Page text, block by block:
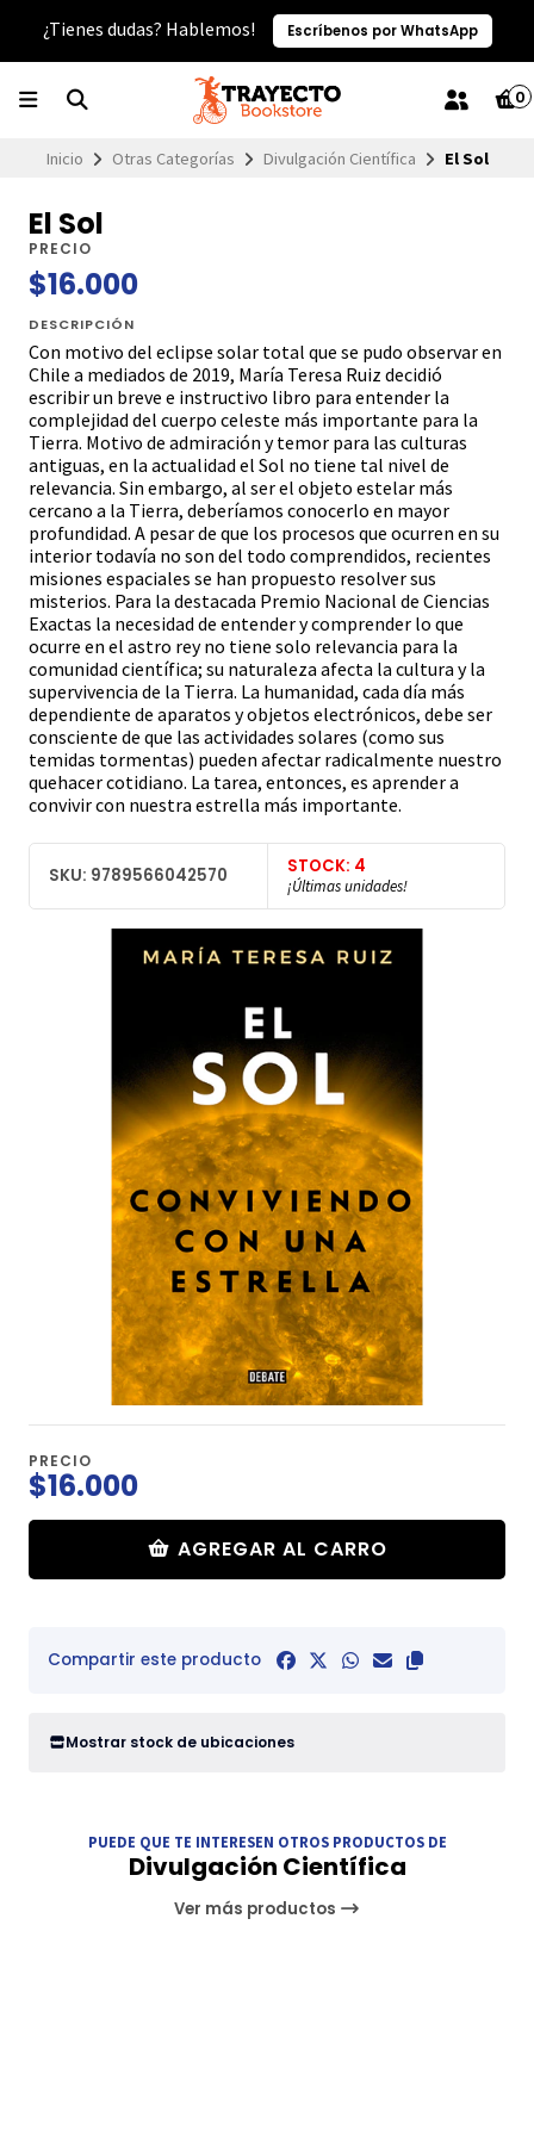
¿Tienes dudas? Hablemos! Escríbenos por WhatsApp
0
Inicio Otras Categorías Divulgación Científica El Sol
El Sol
PRECIO
$16.000
DESCRIPCIÓN
Con motivo del eclipse solar total que se pudo observar en
Chile a mediados de 2019, María Teresa Ruiz decidió
escribir un breve e instructivo libro para entender la
complejidad del cuerpo celeste más importante para la
Tierra. Motivo de admiración y temor para las culturas
antiguas, en la actualidad el Sol no tiene tal nivel de
relevancia. Sin embargo, al ser el objeto estelar más
cercano a la Tierra, deberíamos conocerlo en mayor
profundidad. A pesar de que los procesos que ocurren en su
interior todavía no son del todo comprendidos, recientes
misiones espaciales se han propuesto resolver sus
misterios. Para la destacada Premio Nacional de Ciencias
Exactas la necesidad de entender y comprender lo que
ocurre en el astro rey no tiene solo relevancia para la
comunidad científica; su naturaleza afecta la cultura y la
supervivencia de la Tierra. La humanidad, cada día más
dependiente de aparatos y objetos electrónicos, debe ser
consciente de que las actividades solares (como sus
temidas tormentas) pueden afectar radicalmente nuestro
quehacer cotidiano. La tarea, entonces, es aprender a
convivir con nuestra estrella más importante.
SKU: 9789566042570 STOCK: 4
¡Últimas unidades!
PRECIO
$16.000
AGREGAR AL CARRO
Compartir este producto
Mostrar stock de ubicaciones
PUEDE QUE TE INTERESEN OTROS PRODUCTOS DE
Divulgación Científica
Ver más productos